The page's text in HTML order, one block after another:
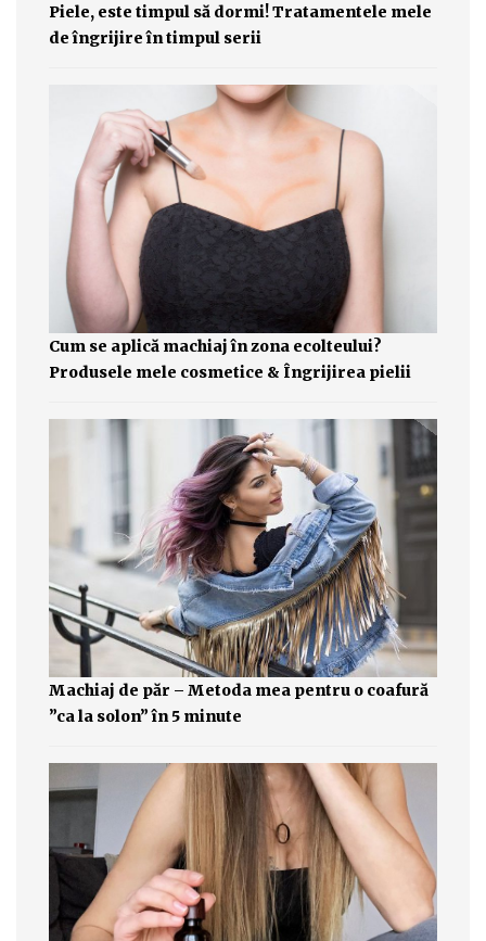
Piele, este timpul să dormi! Tratamentele mele
de îngrijire în timpul serii
Cum se aplică machiaj în zona ecolteului?
Produsele mele cosmetice & Îngrijirea pielii
Machiaj de păr – Metoda mea pentru o coafură
”ca la solon” în 5 minute